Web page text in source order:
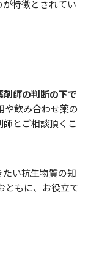
が特徴とされてい
剤師の判断の下で
や飲み合わせ薬の
とご相談頂くこ
い抗生物質の知
ともに、お役立て